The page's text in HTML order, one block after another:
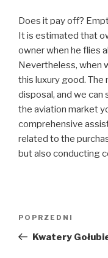
Does it pay off?
It is estimated that
owner when he flies
Nevertheless, when
this luxury good. The
disposal, and we can
the aviation market
comprehensive
related to the
but also conducting
Poprzedni
wpis
POPRZEDNI
Kwatery